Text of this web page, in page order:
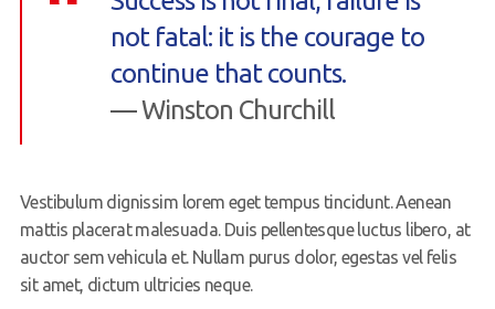
not fatal: it is the courage to
continue that counts.
— Winston Churchill
Vestibulum dignissim lorem eget tempus tincidunt. Aenean
mattis placerat malesuada. Duis pellentesque luctus libero, at
auctor sem vehicula et. Nullam purus dolor, egestas vel felis
sit amet, dictum ultricies neque.